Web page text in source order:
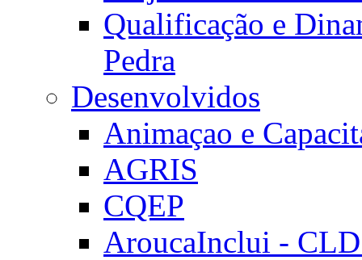
Qualificação e
Pedra
Desenvolvidos
Animaçao e
AGRIS
CQEP
AroucaInclui -